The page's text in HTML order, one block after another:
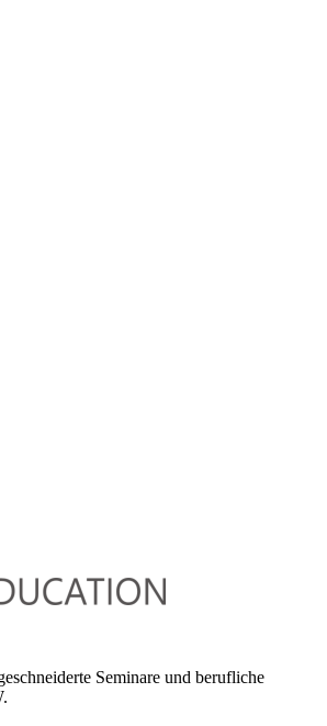
Seminare und berufliche